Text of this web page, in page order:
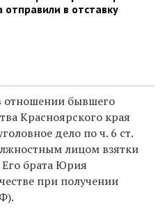
в отставку
отношении бывшего
Красноярского края
дело по ч. 6 ст.
лицом взятки
Его брата Юрия
при получении